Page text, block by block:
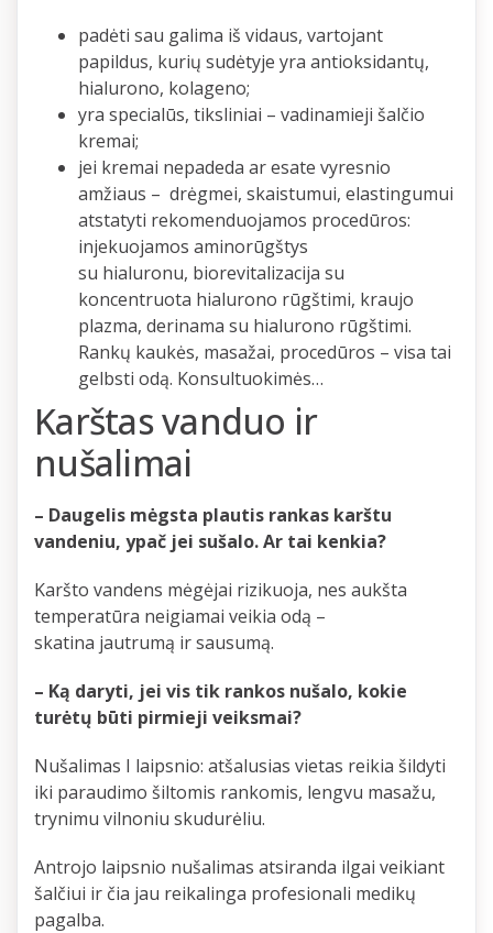
padėti sau galima iš vidaus, vartojant
papildus, kurių sudėtyje yra antioksidantų,
hialurono, kolageno;
yra specialūs, tiksliniai – vadinamieji šalčio
kremai;
jei kremai nepadeda ar esate vyresnio
amžiaus – drėgmei, skaistumui, elastingumui
atstatyti rekomenduojamos procedūros:
injekuojamos aminorūgštys
su hialuronu, biorevitalizacija su
koncentruota hialurono rūgštimi, kraujo
plazma, derinama su hialurono rūgštimi.
Rankų kaukės, masažai, procedūros – visa tai
gelbsti odą. Konsultuokimės…
Karštas vanduo ir
nušalimai
– Daugelis mėgsta plautis rankas karštu
vandeniu, ypač jei sušalo. Ar tai kenkia?
Karšto vandens mėgėjai rizikuoja, nes aukšta
temperatūra neigiamai veikia odą –
skatina jautrumą ir sausumą.
– Ką daryti, jei vis tik rankos nušalo, kokie
turėtų būti pirmieji veiksmai?
Nušalimas I laipsnio: atšalusias vietas reikia šildyti
iki paraudimo šiltomis rankomis, lengvu masažu,
trynimu vilnoniu skudurėliu.
Antrojo laipsnio nušalimas atsiranda ilgai veikiant
šalčiui ir čia jau reikalinga profesionali medikų
pagalba.